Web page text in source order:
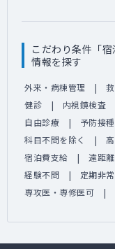
こだわり条件「
情報を探す
外来・病棟管理
健診
内視鏡検査
自由診療
予防接
科目不問を除く
宿泊費支給
遠距
経験不問
定期非
専攻医・専修医可